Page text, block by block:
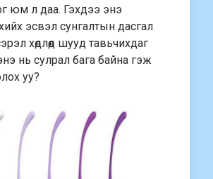
юм л даа. Гэхдээ энэ
эсвэл сунгалтын дасгал
хөдлөөд шууд тавьчихдаг
нь сулрал бага байна гэж
уу?